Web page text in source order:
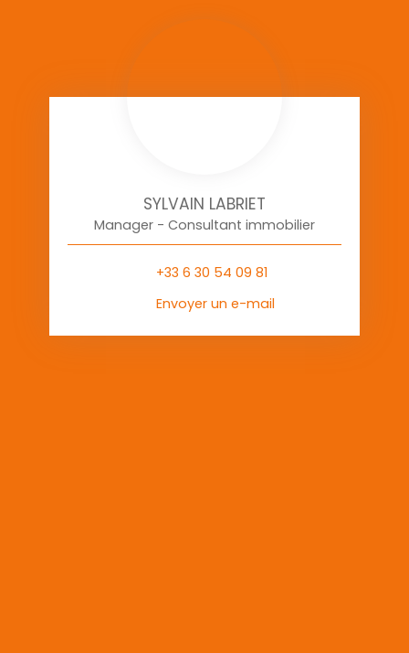
SYLVAIN LABRIET
Manager - Consultant immobilier
+33 6 30 54 09 81
Envoyer un e-mail